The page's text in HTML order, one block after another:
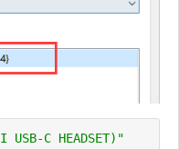
USB-C HEADSET)"